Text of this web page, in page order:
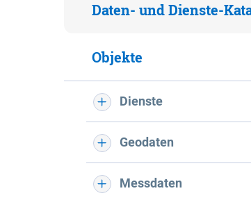
Daten- und Dienste-
Objekte
Dienste
Geodaten
Messdaten